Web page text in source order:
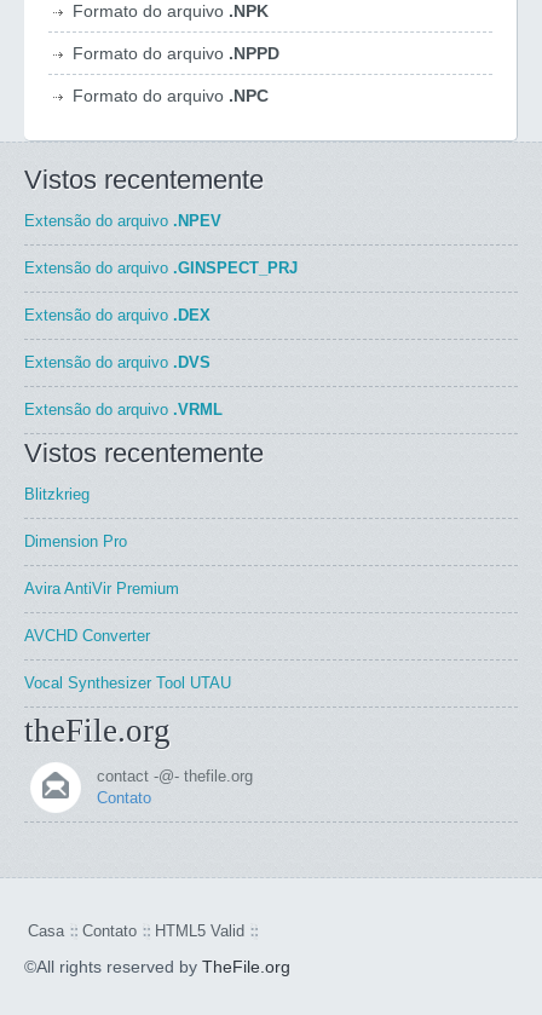
Formato do arquivo .NPK
Formato do arquivo .NPPD
Formato do arquivo .NPC
Vistos recentemente
Extensão do arquivo .NPEV
Extensão do arquivo .GINSPECT_PRJ
Extensão do arquivo .DEX
Extensão do arquivo .DVS
Extensão do arquivo .VRML
Vistos recentemente
Blitzkrieg
Dimension Pro
Avira AntiVir Premium
AVCHD Converter
Vocal Synthesizer Tool UTAU
theFile.org
contact -@- thefile.org
Contato
Casa Contato HTML5 Valid
©All rights reserved by TheFile.org